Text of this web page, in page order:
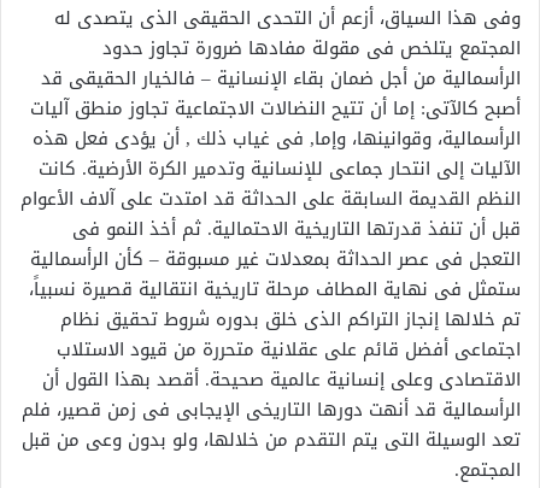
وفى هذا السياق، أزعم أن التحدى الحقيقى الذى يتصدى له
المجتمع يتلخص فى مقولة مفادها ضرورة تجاوز حدود
الرأسمالية من أجل ضمان بقاء الإنسانية – فالخيار الحقيقى قد
أصبح كالآتى: إما أن تتيح النضالات الاجتماعية تجاوز منطق آليات
الرأسمالية، وقوانينها، وإما, فى غياب ذلك , أن يؤدى فعل هذه
الآليات إلى انتحار جماعى للإنسانية وتدمير الكرة الأرضية. كانت
النظم القديمة السابقة على الحداثة قد امتدت على آلاف الأعوام
قبل أن تنفذ قدرتها التاريخية الاحتمالية. ثم أخذ النمو فى
التعجل فى عصر الحداثة بمعدلات غير مسبوقة – كأن الرأسمالية
ستمثل فى نهاية المطاف مرحلة تاريخية انتقالية قصيرة نسبياً،
تم خلالها إنجاز التراكم الذى خلق بدوره شروط تحقيق نظام
اجتماعى أفضل قائم على عقلانية متحررة من قيود الاستلاب
الاقتصادى وعلى إنسانية عالمية صحيحة. أقصد بهذا القول أن
الرأسمالية قد أنهت دورها التاريخى الإيجابى فى زمن قصير، فلم
تعد الوسيلة التى يتم التقدم من خلالها، ولو بدون وعى من قبل
المجتمع.